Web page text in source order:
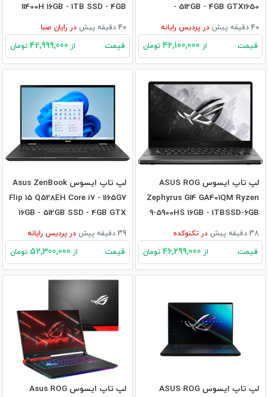
- 512GB - 4GB GTX1650
40 دقیقه پیش در پردیس رایانه
قیمت از تومان
11400H 16GB - 1TB SSD - 4GB
3050Ti40 دقیقه پیش در رایان صبا
قیمت از تومان
لپ تاپ ایسوس ASUS ROG
Zephyrus G14 GA401QM Ryzen
9-5900HS 16GB - 1TBSSD-6GB
RTX306038 دقیقه پیش در تکنوکده
قیمت از تومان
لپ تاپ ایسوس Asus ZenBook
Flip 15 Q528EH Core i7 - 1165G7
16GB - 512GB SSD - 4GB GTX
1650
39 دقیقه پیش در پردیس رایانه
قیمت از تومان
لپ تاپ ایسوس ASUS ROG
لپ تاپ ایسوس Asus ROG